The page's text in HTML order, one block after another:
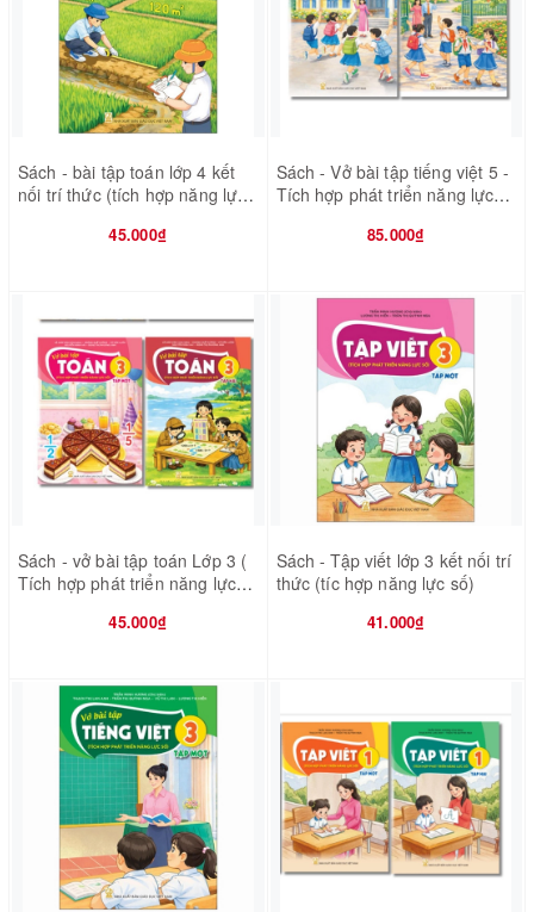
Sách - bài tập toán lớp 4 kết
nối trí thức (tích hợp năng lực
45.000₫
Sách - Vở bài tập tiếng việt 5 -
Tích hợp phát triển năng lực
85.000₫
Sách - vở bài tập toán Lớp 3 (
Tích hợp phát triển năng lực
45.000₫
Sách - Tập viết lớp 3 kết nối trí
thức (tíc hợp năng lực số)
41.000₫